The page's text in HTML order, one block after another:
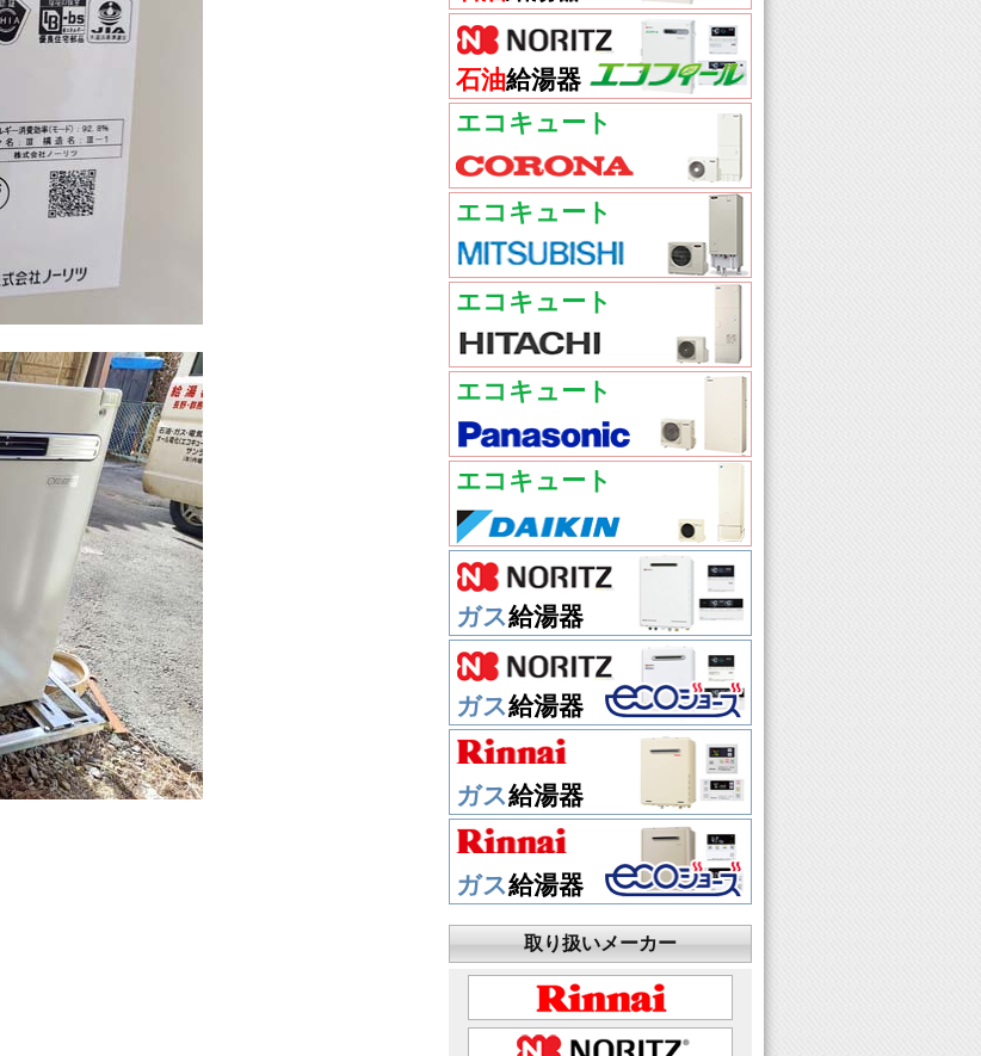
石油給湯器
エコキュート
エコキュート
エコキュート
エコキュート
エコキュート
ガス給湯器
ガス給湯器
ガス給湯器
ガス給湯器
取り扱いメーカー